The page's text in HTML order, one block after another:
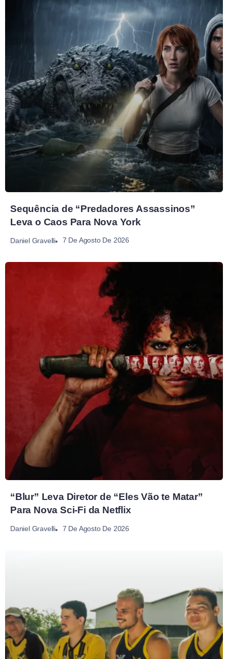
Sequência de “Predadores Assassinos”
Leva o Caos Para Nova York
Daniel Gravelli 7 De Agosto De 2026
“Blur” Leva Diretor de “Eles Vão te Matar”
Para Nova Sci-Fi da Netflix
Daniel Gravelli 7 De Agosto De 2026